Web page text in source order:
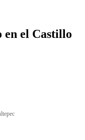
en el Castillo